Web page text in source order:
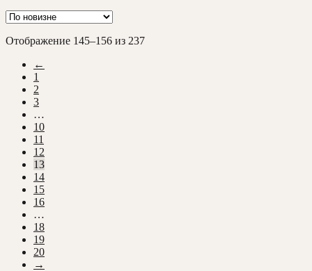
Отображение 145–156 из 237Сортировка:
←
1
2
3
…
10
11
12
13
14
15
16
…
18
19
20
→